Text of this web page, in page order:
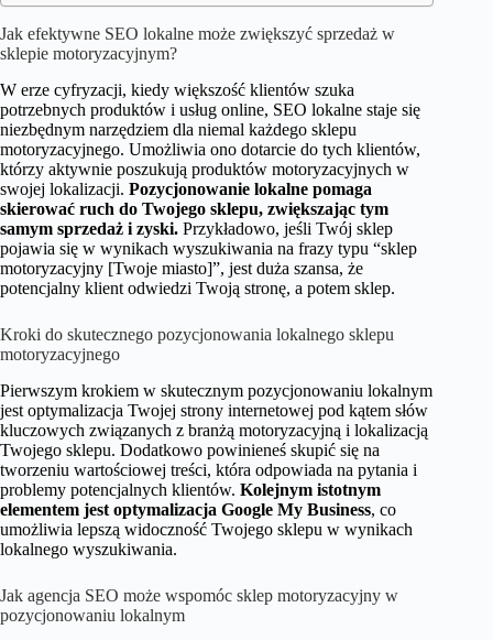
Jak efektywne SEO lokalne może zwiększyć sprzedaż w
sklepie motoryzacyjnym?
W erze cyfryzacji, kiedy większość klientów szuka
potrzebnych produktów i usług online, SEO lokalne staje się
niezbędnym narzędziem dla niemal każdego sklepu
motoryzacyjnego. Umożliwia ono dotarcie do tych klientów,
którzy aktywnie poszukują produktów motoryzacyjnych w
swojej lokalizacji. Pozycjonowanie lokalne pomaga
skierować ruch do Twojego sklepu, zwiększając tym
samym sprzedaż i zyski. Przykładowo, jeśli Twój sklep
pojawia się w wynikach wyszukiwania na frazy typu “sklep
motoryzacyjny [Twoje miasto]”, jest duża szansa, że
potencjalny klient odwiedzi Twoją stronę, a potem sklep.
Kroki do skutecznego pozycjonowania lokalnego sklepu
motoryzacyjnego
Pierwszym krokiem w skutecznym pozycjonowaniu lokalnym
jest optymalizacja Twojej strony internetowej pod kątem słów
kluczowych związanych z branżą motoryzacyjną i lokalizacją
Twojego sklepu. Dodatkowo powinieneś skupić się na
tworzeniu wartościowej treści, która odpowiada na pytania i
problemy potencjalnych klientów. Kolejnym istotnym
elementem jest optymalizacja Google My Business, co
umożliwia lepszą widoczność Twojego sklepu w wynikach
lokalnego wyszukiwania.
Jak agencja SEO może wspomóc sklep motoryzacyjny w
pozycjonowaniu lokalnym